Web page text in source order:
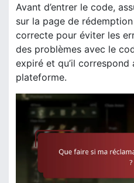
Avant d’entrer le code,
sur la page de
correcte pour éviter les
des problèmes avec le
expiré et qu’il
plateforme.